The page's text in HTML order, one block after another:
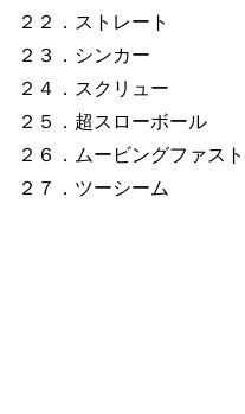
２２．ストレート
２３．シンカー
２４．スクリュー
２５．超スローボール
２６．ムービングファスト
２７．ツーシーム